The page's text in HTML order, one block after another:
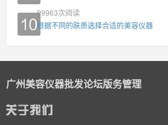
99963次阅读
根据不同的肤质选择合适的美容仪器
广州美容仪器批发论坛版务管理